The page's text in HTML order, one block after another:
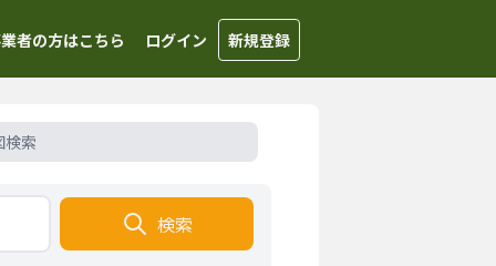
者の方はこちら ログイン 新規登録
検索
検索